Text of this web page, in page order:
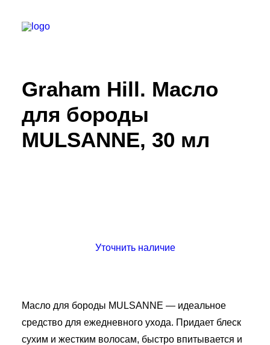
БАРБЕРШОПЫ
СЕРТИФИКАТЫ
КОСМЕТИКА
ПОЖАЛОВАТЬСЯ
Graham Hill. Масло
для бороды
MULSANNE, 30 мл
Уточнить наличие
Масло для бороды MULSANNE — идеальное
средство для ежедневного ухода. Придает блеск
сухим и жестким волосам, быстро впитывается и